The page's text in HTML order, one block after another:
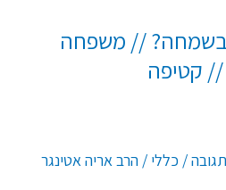
// משפחה
// קטיפה
/ כללי / הרב אריה אטינגר